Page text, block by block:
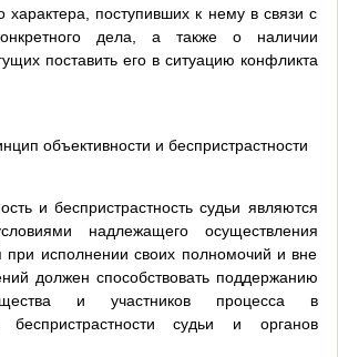
характера, поступивших к нему в связи с
дела, а также о наличии
поставить его в ситуацию конфликта
объективности и беспристрастности
и беспристрастность судьи являются
надлежащего осуществления
при исполнении своих полномочий и вне
должен способствовать поддержанию
и участников процесса в
беспристрастности судьи и органов